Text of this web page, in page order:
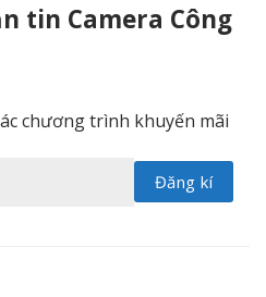
tin Camera Công
chương trình khuyến mãi